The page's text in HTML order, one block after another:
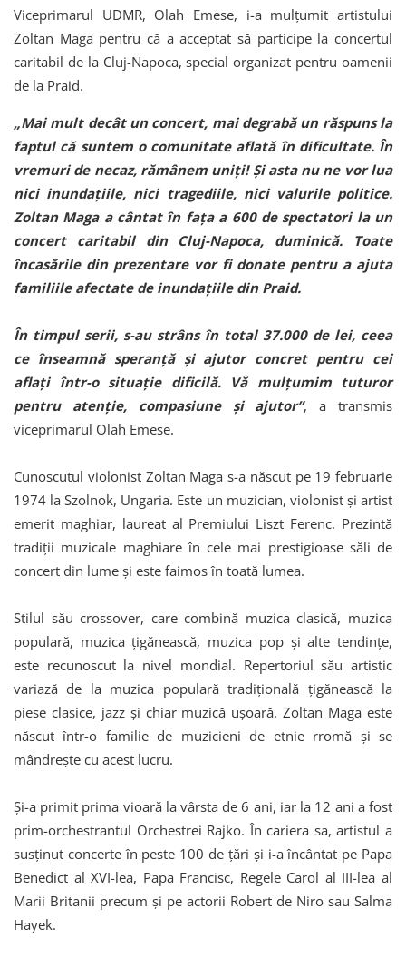
Viceprimarul UDMR, Olah Emese, i-a mulțumit artistului
Zoltan Maga pentru că a acceptat să participe la concertul
caritabil de la Cluj-Napoca, special organizat pentru oamenii
de la Praid.
„Mai mult decât un concert, mai degrabă un răspuns la
faptul că suntem o comunitate aflată în dificultate. În
vremuri de necaz, rămânem uniți! Și asta nu ne vor lua
nici inundațiile, nici tragediile, nici valurile politice.
Zoltan Maga a cântat în fața a 600 de spectatori la un
concert caritabil din Cluj-Napoca, duminică. Toate
încasările din prezentare vor fi donate pentru a ajuta
familiile afectate de inundațiile din Praid.
În timpul serii, s-au strâns în total 37.000 de lei, ceea
ce înseamnă speranță și ajutor concret pentru cei
aflați într-o situație dificilă. Vă mulțumim tuturor
pentru atenție, compasiune și ajutor”, a transmis
viceprimarul Olah Emese.
Cunoscutul violonist Zoltan Maga s-a născut pe 19 februarie
1974 la Szolnok, Ungaria. Este un muzician, violonist și artist
emerit maghiar, laureat al Premiului Liszt Ferenc. Prezintă
tradiții muzicale maghiare în cele mai prestigioase săli de
concert din lume și este faimos în toată lumea.
Stilul său crossover, care combină muzica clasică, muzica
populară, muzica țigănească, muzica pop și alte tendințe,
este recunoscut la nivel mondial. Repertoriul său artistic
variază de la muzica populară tradițională țigănească la
piese clasice, jazz și chiar muzică ușoară. Zoltan Maga este
născut într-o familie de muzicieni de etnie rromă și se
mândrește cu acest lucru.
Și-a primit prima vioară la vârsta de 6 ani, iar la 12 ani a fost
prim-orchestrantul Orchestrei Rajko. În cariera sa, artistul a
susținut concerte în peste 100 de țări și i-a încântat pe Papa
Benedict al XVI-lea, Papa Francisc, Regele Carol al III-lea al
Marii Britanii precum și pe actorii Robert de Niro sau Salma
Hayek.